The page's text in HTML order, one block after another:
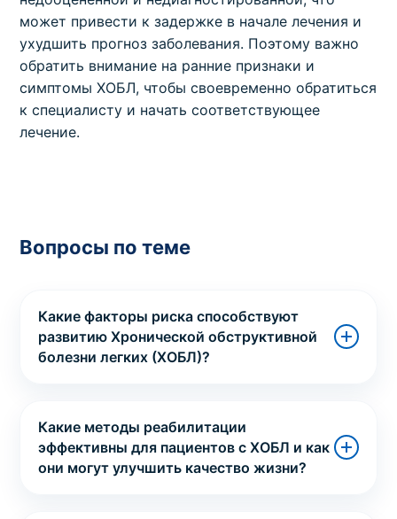
может привести к задержке в начале лечения и
ухудшить прогноз заболевания. Поэтому важно
обратить внимание на ранние признаки и
симптомы ХОБЛ, чтобы своевременно обратиться
к специалисту и начать соответствующее
лечение.
Вопросы по теме
Какие факторы риска способствуют
развитию Хронической обструктивной
болезни легких (ХОБЛ)?
Какие методы реабилитации
эффективны для пациентов с ХОБЛ и как
они могут улучшить качество жизни?